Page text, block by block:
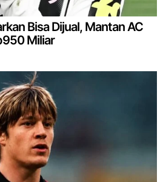
Bisa Dijual, Mantan AC
Miliar